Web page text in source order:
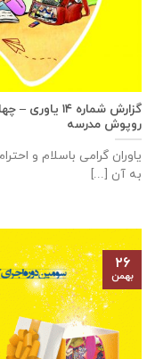
گزارش شماره
روپوش مدرسه
یاوران گرامی باسلام و
به آن [...]
۲۶
بهمن